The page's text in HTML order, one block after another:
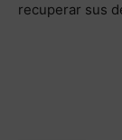
recuperar sus